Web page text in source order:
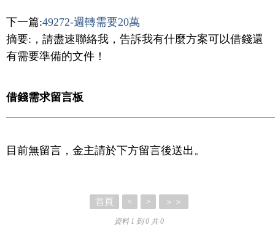
下一篇:49272-週轉需要20萬
摘要:，請盡速聯絡我，告訴我有什麼方案可以借錢還
有需要準備的文件！
借錢需求留言板
目前無留言，金主請於下方留言後送出。
首頁 < > ＞＞
資料 1 到 0 共 0